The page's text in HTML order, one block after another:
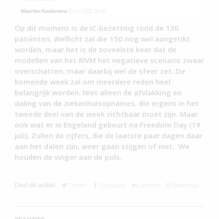
Op dit moment is de IC-bezetting rond de 130
patiënten. Wellicht zal die 150 nog wel aangetikt
worden, maar het is de zoveelste keer dat de
modellen van het RIVM het negatieve scenario zwaar
overschatten, maar daarbij wel de sfeer zet. De
komende week zal om meerdere reden heel
belangrijk worden. Niet alleen de afvlakking en
daling van de ziekenhuisopnames, die ergens in het
tweede deel van de week zichtbaar moet zijn. Maar
ook wat er in Engeland gebeurt na Freedom Day (19
juli). Zullen de cijfers, die de laatste paar dagen daar
aan het dalen zijn, weer gaan stijgen of niet. We
houden de vinger aan de pols.
Deel dit artikel: